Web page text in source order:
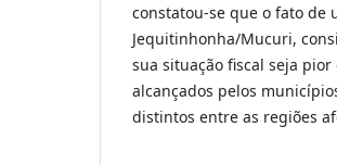
constatou-se que o fato de
Jequitinhonha/Mucuri,
sua situação fiscal seja
alcançados pelos
distintos entre as regiões